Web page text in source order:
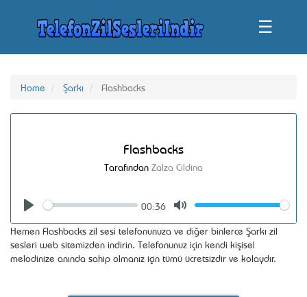
☰
Home Şarkı Flashbacks
Flashbacks
Tarafından Zalza Cildina
Seek
00:36
Volume
Hemen Flashbacks zil sesi telefonunuza ve diğer binlerce Şarkı zil
sesleri web sitemizden indirin. Telefonunuz için kendi kişisel
melodinize anında sahip olmanız için tümü ücretsizdir ve kolaydır.